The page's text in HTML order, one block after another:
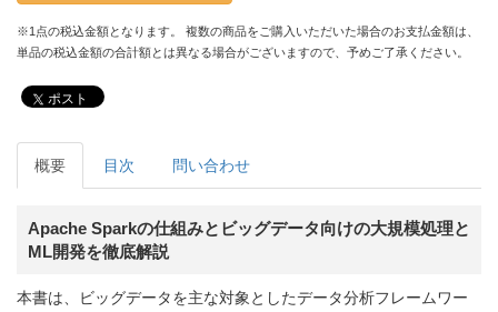
※1点の税込金額となります。 複数の商品をご購入いただいた場合のお支払金額は、
単品の税込金額の合計額とは異なる場合がございますので、予めご了承ください。
ポスト
概要 目次 問い合わせ
Apache Sparkの仕組みとビッグデータ向けの大規模処理と
ML開発を徹底解説
本書は、ビッグデータを主な対象としたデータ分析フレームワー